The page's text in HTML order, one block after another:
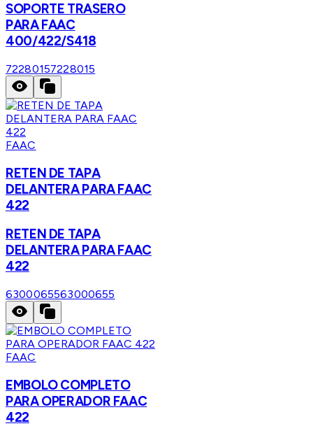
SOPORTE TRASERO
PARA FAAC
400/422/S418
72280157228015
FAAC
RETEN DE TAPA
DELANTERA PARA FAAC
422
RETEN DE TAPA
DELANTERA PARA FAAC
422
6300065563000655
FAAC
EMBOLO COMPLETO
PARA OPERADOR FAAC
422